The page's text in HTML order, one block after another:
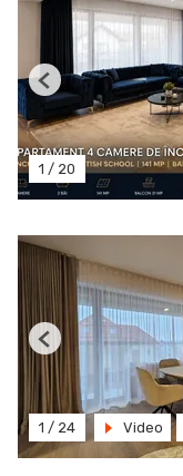
1 / 20
Previous
1 / 24 Video
Previous